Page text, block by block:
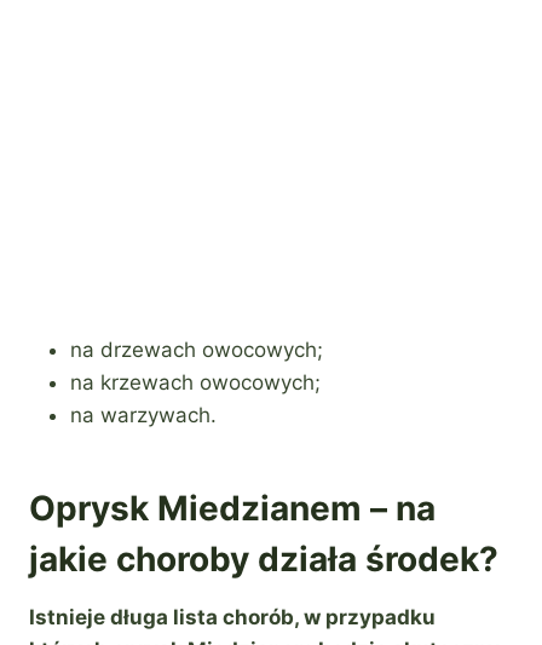
na drzewach owocowych;
na krzewach owocowych;
na warzywach.
Oprysk Miedzianem – na
jakie choroby działa środek?
Istnieje długa lista chorób, w przypadku